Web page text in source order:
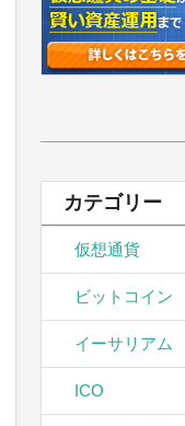
索:
カテゴリー
仮想通貨
ビットコイン
イーサリアム
ICO